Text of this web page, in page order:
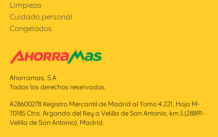
Limpieza
Cuidado personal
Congelados
Ahorramas, S.A
Todos los derechos reservados.
A28600278 Registro Mercantil de Madrid al Tomo 4.221, Hoja M-
70185 Ctra. Arganda del Rey a Velilla de San Antonio, km.5 (28891-
Velilla de San Antonio), Madrid.